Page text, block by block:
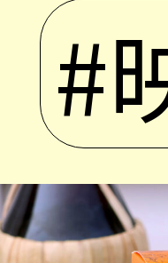
#